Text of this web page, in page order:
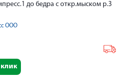
до бедра с откр.мыском р.3
ООО